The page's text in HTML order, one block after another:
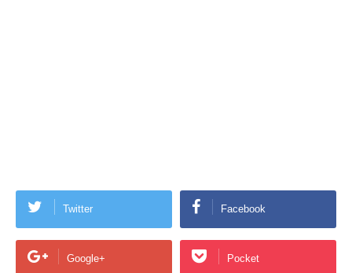
Twitter Facebook
Google+ Pocket